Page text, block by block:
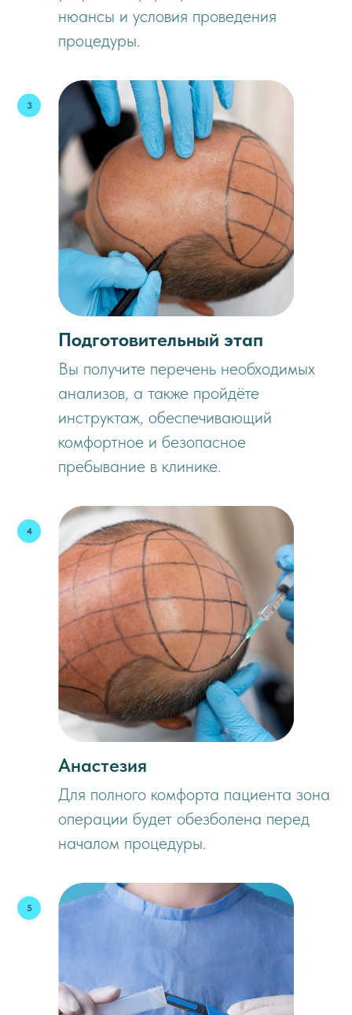
нюансы и условия проведения
процедуры.
Подготовительный этап
Вы получите перечень необходимых
анализов, а также пройдёте
инструктаж, обеспечивающий
комфортное и безопасное
пребывание в клинике.
Анастезия
Для полного комфорта пациента зона
операции будет обезболена перед
началом процедуры.